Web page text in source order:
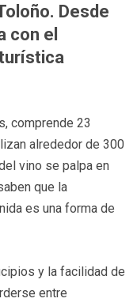
Desde
con el
comprende 23
alrededor de 300
vino se palpa en
que la
es una forma de
y la facilidad de
entre